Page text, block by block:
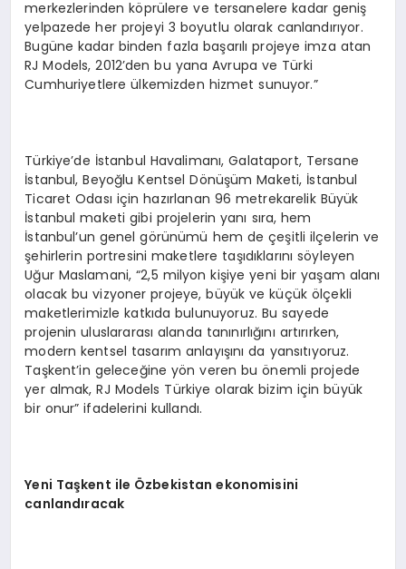
merkezlerinden köprülere ve tersanelere kadar geniş
yelpazede her projeyi 3 boyutlu olarak canlandırıyor.
Bugüne kadar binden fazla başarılı projeye imza atan
RJ Models, 2012’den bu yana Avrupa ve Türki
Cumhuriyetlere ülkemizden hizmet sunuyor.”
Türkiye’de İstanbul Havalimanı, Galataport, Tersane
İstanbul, Beyoğlu Kentsel Dönüşüm Maketi, İstanbul
Ticaret Odası için hazırlanan 96 metrekarelik Büyük
İstanbul maketi gibi projelerin yanı sıra, hem
İstanbul’un genel görünümü hem de çeşitli ilçelerin ve
şehirlerin portresini maketlere taşıdıklarını söyleyen
Uğur Maslamani, “2,5 milyon kişiye yeni bir yaşam alanı
olacak bu vizyoner projeye, büyük ve küçük ölçekli
maketlerimizle katkıda bulunuyoruz. Bu sayede
projenin uluslararası alanda tanınırlığını artırırken,
modern kentsel tasarım anlayışını da yansıtıyoruz.
Taşkent’in geleceğine yön veren bu önemli projede
yer almak, RJ Models Türkiye olarak bizim için büyük
bir onur” ifadelerini kullandı.
Yeni Taşkent ile Özbekistan ekonomisini
canlandıracak